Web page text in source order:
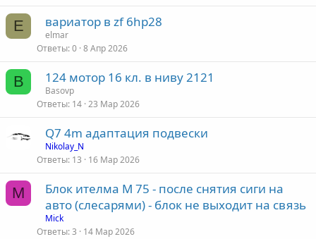
E вариатор в zf 6hp28
elmar
Ответы 0 8 Апр 2026
B 124 мотор 16 кл. в ниву 2121
Basovp
Ответы 14 23 Мар 2026
Q7 4m адаптация подвески
Nikolay_N
Ответы 13 16 Мар 2026
M
Блок ителма М 75 - после снятия сиги на
авто (слесарями) - блок не выходит на связь
Mick
Ответы 3 14 Мар 2026